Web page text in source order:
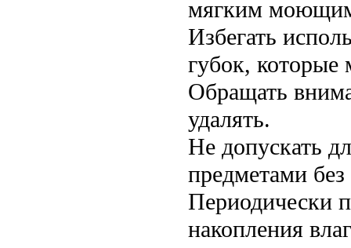
мягким
Избегать
губок, которые
Обращать
удалять.
Не допускать
предметами без
Периодически
накопления